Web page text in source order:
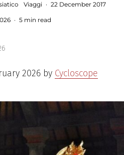
Viaggi · 22 December 2017
· 5 min read
2026 by Cycloscope